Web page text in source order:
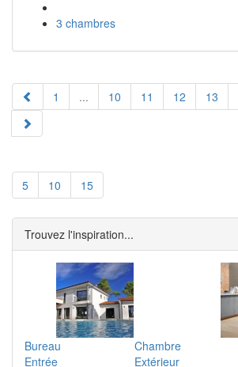
3 chambres
1 ... 10 11 12 13
5 10 15
Trouvez l'inspiration...
Bureau Chambre
Entrée
Extérieur